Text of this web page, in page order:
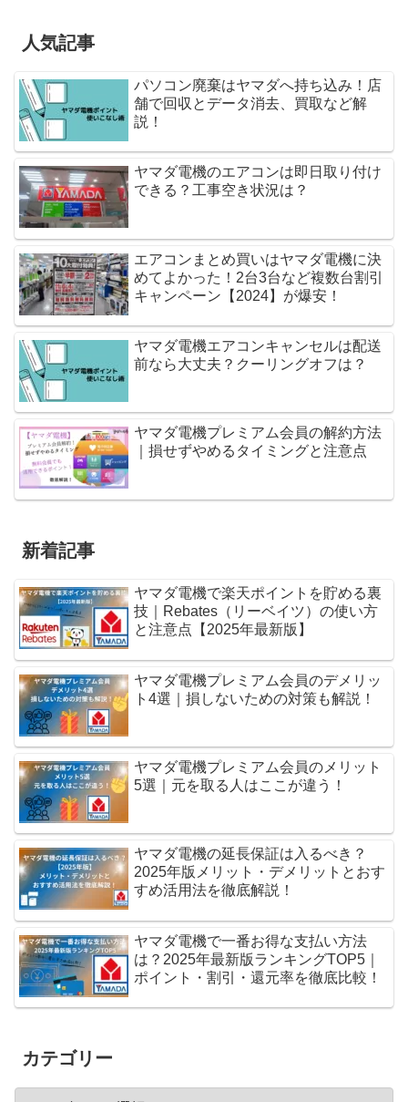
人気記事
パソコン廃棄はヤマダへ持ち込み！店
舗で回収とデータ消去、買取など解
説！
ヤマダ電機のエアコンは即日取り付け
できる？工事空き状況は？
エアコンまとめ買いはヤマダ電機に決
めてよかった！2台3台など複数台割引
キャンペーン【2024】が爆安！
ヤマダ電機エアコンキャンセルは配送
前なら大丈夫？クーリングオフは？
ヤマダ電機プレミアム会員の解約方法
｜損せずやめるタイミングと注意点
新着記事
ヤマダ電機で楽天ポイントを貯める裏
技｜Rebates（リーベイツ）の使い方
と注意点【2025年最新版】
ヤマダ電機プレミアム会員のデメリッ
ト4選｜損しないための対策も解説！
ヤマダ電機プレミアム会員のメリット
5選｜元を取る人はここが違う！
ヤマダ電機の延長保証は入るべき？
2025年版メリット・デメリットとおす
すめ活用法を徹底解説！
ヤマダ電機で一番お得な支払い方法
は？2025年最新版ランキングTOP5｜
ポイント・割引・還元率を徹底比較！
カテゴリー